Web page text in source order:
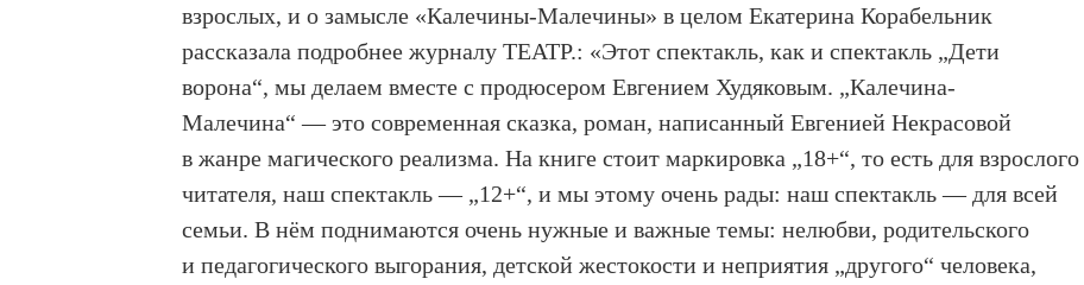
взрослых, и о замысле «Калечины-Малечины» в целом Екатерина Корабельник
рассказала подробнее журналу ТЕАТР.: «Этот спектакль, как и спектакль „Дети
ворона“, мы делаем вместе с продюсером Евгением Худяковым. „Калечина-
Малечина“ — это современная сказка, роман, написанный Евгенией Некрасовой
в жанре магического реализма. На книге стоит маркировка „18+“, то есть для взрослого
читателя, наш спектакль — „12+“, и мы этому очень рады: наш спектакль — для всей
семьи. В нём поднимаются очень нужные и важные темы: нелюбви, родительского
и педагогического выгорания, детской жестокости и неприятия „другого“ человека,